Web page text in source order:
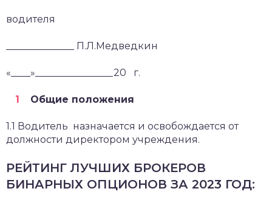
водителя
______________ П.Л.Медведкин
«____»________________20 г.
Общие положения
1.1 Водитель назначается и освобождается от
должности директором учреждения.
РЕЙТИНГ ЛУЧШИХ БРОКЕРОВ
БИНАРНЫХ ОПЦИОНОВ ЗА 2023 ГОД: